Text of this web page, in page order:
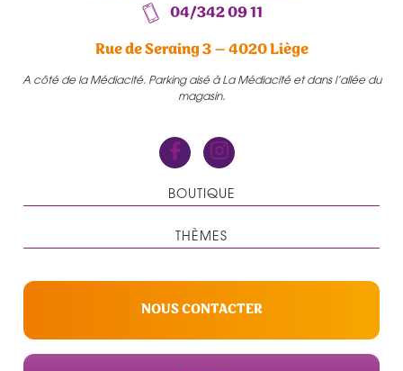
04/342 09 11
Rue de Seraing 3 – 4020 Liège
A côté de la Médiacité. Parking aisé à La Médiacité et dans l’allée du
magasin.
BOUTIQUE
THÈMES
NOUS CONTACTER